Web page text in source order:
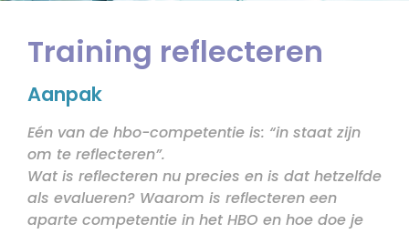
Training reflecteren
Aanpak
Eén van de hbo-competentie is: “in staat zijn
om te reflecteren”.
Wat is reflecteren nu precies en is dat hetzelfde
als evalueren? Waarom is reflecteren een
aparte competentie in het HBO en hoe doe je